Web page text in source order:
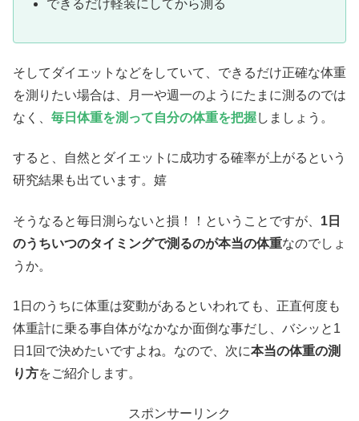
できるだけ軽装にしてから測る
そしてダイエットなどをしていて、できるだけ正確な体重
を測りたい場合は、月一や週一のようにたまに測るのでは
なく、 毎日体重を測って自分の体重を把握しましょう。
すると、自然とダイエットに成功する確率が上がるという
研究結果も出ています。嬉
そうなると毎日測らないと損！！ということですが、 1日
のうちいつのタイミングで測るのが本当の体重なのでしょ
うか。
1日のうちに体重は変動があるといわれても、正直何度も
体重計に乗る事自体がなかなか面倒な事だし、バシッと1
日1回で決めたいですよね。なので、次に本当の体重の測
り方をご紹介します。
スポンサーリンク